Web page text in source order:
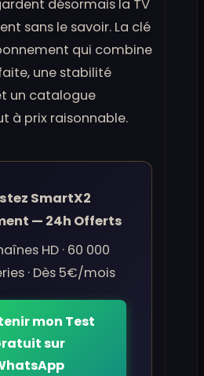
désormais la TV
sans le savoir. La clé
qui combine
une stabilité
un catalogue
à prix raisonnable.
SmartX2
— 24h Offerts
HD · 60 000
· Dès 5€/mois
mon Test
sur